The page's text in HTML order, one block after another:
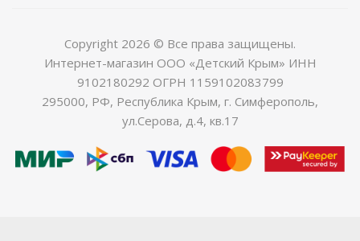
Copyright 2026 © Все права защищены.
Интернет-магазин ООО «Детский Крым» ИНН
9102180292 ОГРН 1159102083799
295000, РФ, Республика Крым, г. Симферополь,
ул.Серова, д.4, кв.17